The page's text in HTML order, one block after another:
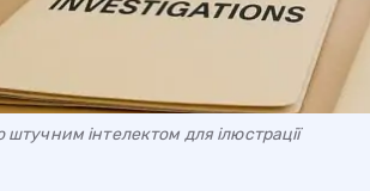
інтелектом для ілюстрації